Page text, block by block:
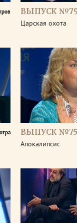
ВЫПУСК
Царская охота
ВЫПУСК №75
Апокалипсис